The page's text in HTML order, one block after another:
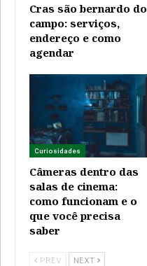
Cras são bernardo do
campo: serviços,
endereço e como
agendar
Curiosidades
Câmeras dentro das
salas de cinema:
como funcionam e o
que você precisa
saber
PREV NEXT